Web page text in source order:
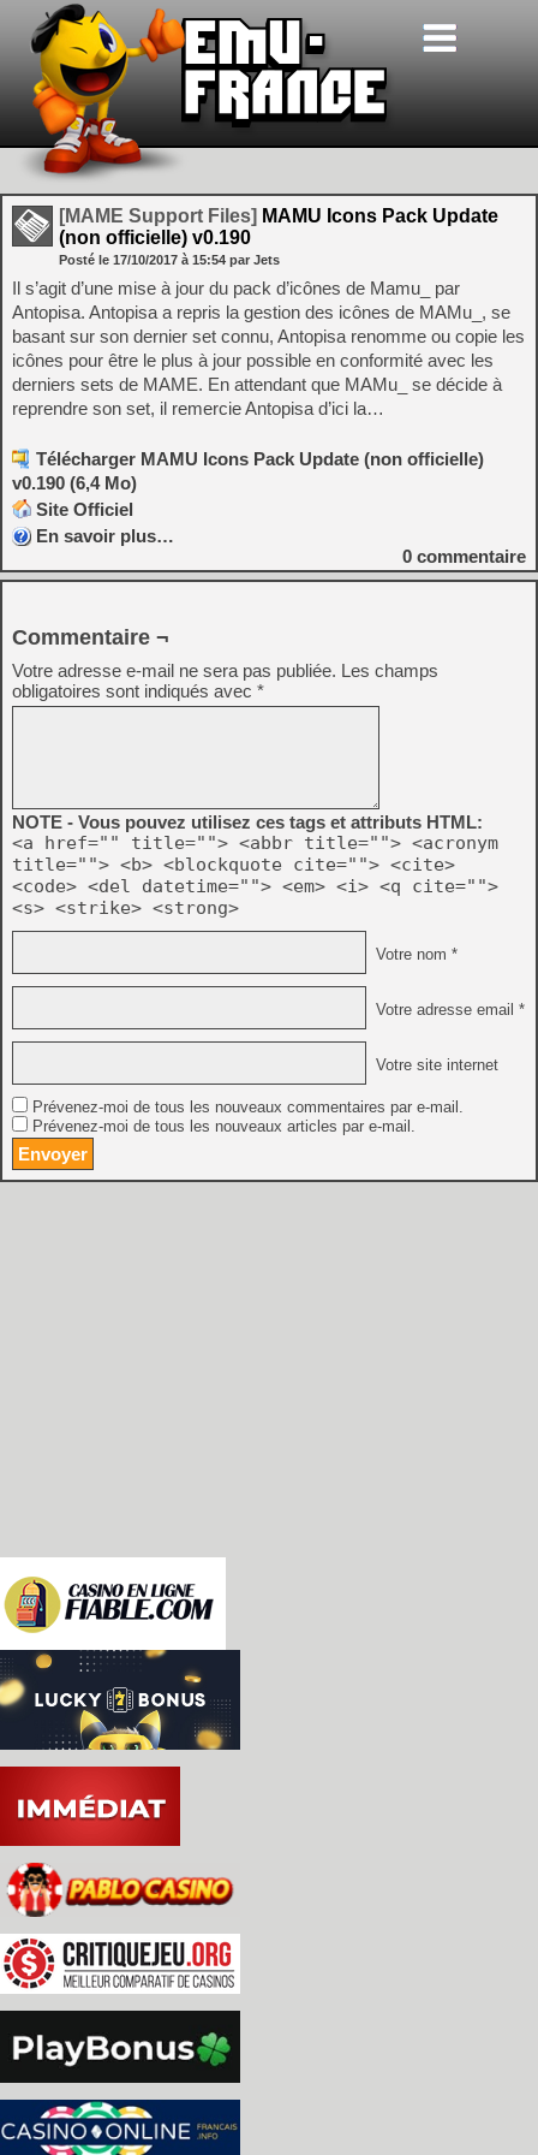
[MAME Support Files] MAMU Icons Pack Update
(non officielle) v0.190
Posté le 17/10/2017 à 15:54 par Jets
Il s’agit d’une mise à jour du pack d’icônes de Mamu_ par
Antopisa. Antopisa a repris la gestion des icônes de MAMu_, se
basant sur son dernier set connu, Antopisa renomme ou copie les
icônes pour être le plus à jour possible en conformité avec les
derniers sets de MAME. En attendant que MAMu_ se décide à
reprendre son set, il remercie Antopisa d’ici la…
Télécharger MAMU Icons Pack Update (non officielle)
v0.190 (6,4 Mo)
Site Officiel
En savoir plus…
0 commentaire
Commentaire ¬
Votre adresse e-mail ne sera pas publiée. Les champs
obligatoires sont indiqués avec *
NOTE - Vous pouvez utilisez ces tags et attributs HTML:
<a href="" title=""> <abbr title=""> <acronym
title=""> <b> <blockquote cite=""> <cite>
<code> <del datetime=""> <em> <i> <q cite="">
<s> <strike> <strong>
Votre nom *
Votre adresse email *
Votre site internet
Prévenez-moi de tous les nouveaux commentaires par e-mail.
Prévenez-moi de tous les nouveaux articles par e-mail.